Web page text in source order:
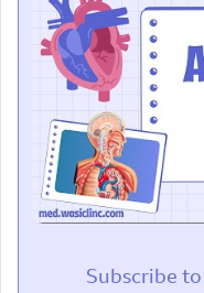
Subscribe